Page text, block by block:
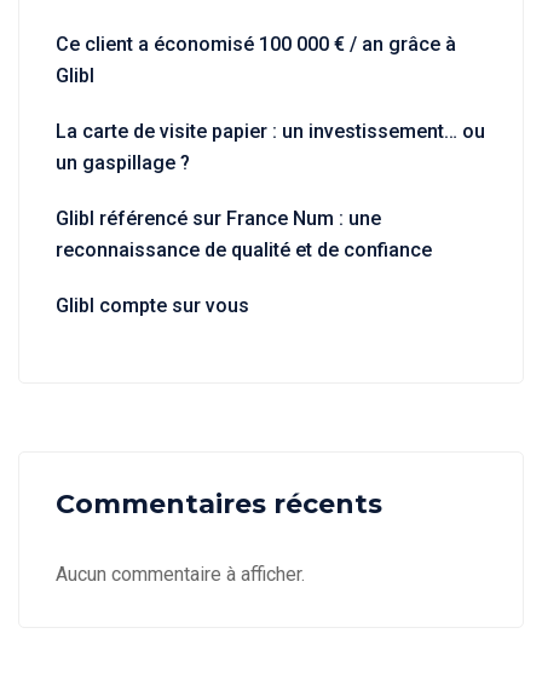
Ce client a économisé 100 000 € / an grâce à
Glibl
La carte de visite papier : un investissement… ou
un gaspillage ?
Glibl référencé sur France Num : une
reconnaissance de qualité et de confiance
Glibl compte sur vous
Commentaires récents
Aucun commentaire à afficher.